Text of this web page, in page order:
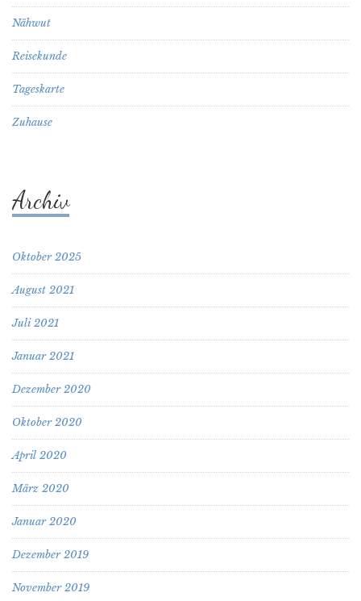
Nähwut
Reisekunde
Tageskarte
Zuhause
Archiv
Oktober 2025
August 2021
Juli 2021
Januar 2021
Dezember 2020
Oktober 2020
April 2020
März 2020
Januar 2020
Dezember 2019
November 2019